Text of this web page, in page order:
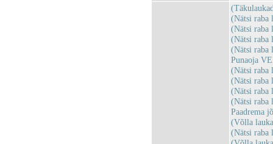
(Nätsi raba
(Nätsi raba
(Nätsi raba
(Nätsi raba
Punaoja
(Nätsi raba
(Nätsi raba
(Nätsi raba
(Nätsi raba
Paadrema
(Võlla
(Nätsi raba